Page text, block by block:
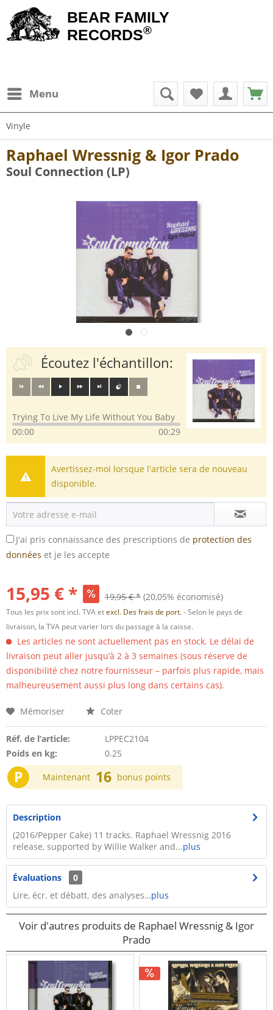
BEAR FAMILY
RECORDS®
Menu
Vinyle
Raphael Wressnig & Igor Prado
Soul Connection (LP)
Écoutez l'échantillon:
Trying To Live My Life Without You Baby
00:00
00:29
Avertissez-moi lorsque l'article sera de nouveau
disponible.
J'ai pris connaissance des prescriptions de protection des
données et je les accepte
15,95 € * 19,95 € * (20,05% économisé)
Tous les prix sont incl. TVA etexcl. Des frais de port.- Selon le pays de
livraison, la TVA peut varier lors du passage à la caisse.
Les articles ne sont actuellement pas en stock. Le délai de
livraison peut aller jusqu’à 2 à 3 semaines (sous réserve de
disponibilité chez notre fournisseur – parfois plus rapide, mais
malheureusement aussi plus long dans certains cas).
Mémoriser Coter
Réf. de l’article:
LPPEC2104
Poids en kg:
0.25
P Maintenant 16 bonus points
Description
(2016/Pepper Cake) 11 tracks. Raphael Wressnig 2016
release, supported by Willie Walker and...plus
Évaluations
0
Lire, écr. et débatt. des analyses…plus
Voir d'autres produits de Raphael Wressnig & Igor
Prado